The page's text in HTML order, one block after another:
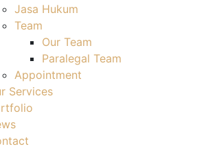
Jasa Hukum
Team
Our Team
Paralegal Team
Appointment
Services